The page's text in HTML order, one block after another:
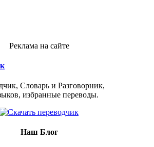
Реклама на сайте
Словарь и Разговорник,
избранные переводы.
Наш Блог